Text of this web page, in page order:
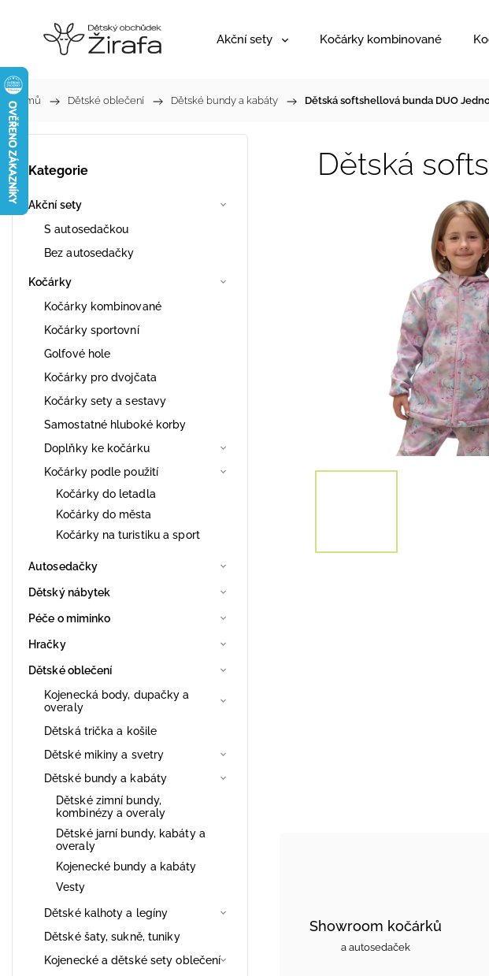
Akční sety Kočárky kombinované
Domů / Dětské oblečení / Dětské bundy a kabáty / Dětská softshellová bunda DUO
Kategorie
Akční sety
S autosedačkou
Bez autosedačky
Kočárky
Kočárky kombinované
Kočárky sportovní
Golfové hole
Kočárky pro dvojčata
Kočárky sety a sestavy
Samostatné hluboké korby
Doplňky ke kočárku
Kočárky podle použití
Kočárky do letadla
Kočárky do města
Kočárky na turistiku a sport
Autosedačky
Dětský nábytek
Péče o miminko
Hračky
Dětské oblečení
Kojenecká body, dupačky a
overaly
Dětská trička a košile
Dětské mikiny a svetry
Dětské bundy a kabáty
Dětské zimní bundy,
kombinézy a overaly
Dětské jarní bundy, kabáty a
overaly
Kojenecké bundy a kabáty
Vesty
Dětské kalhoty a legíny
Dětské šaty, sukně, tuniky
Kojenecké a dětské sety oblečení
Dětská
Showroom kočárků
a autosedaček